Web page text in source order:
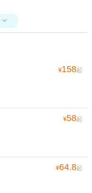

¥158起
¥58起
¥64.8起